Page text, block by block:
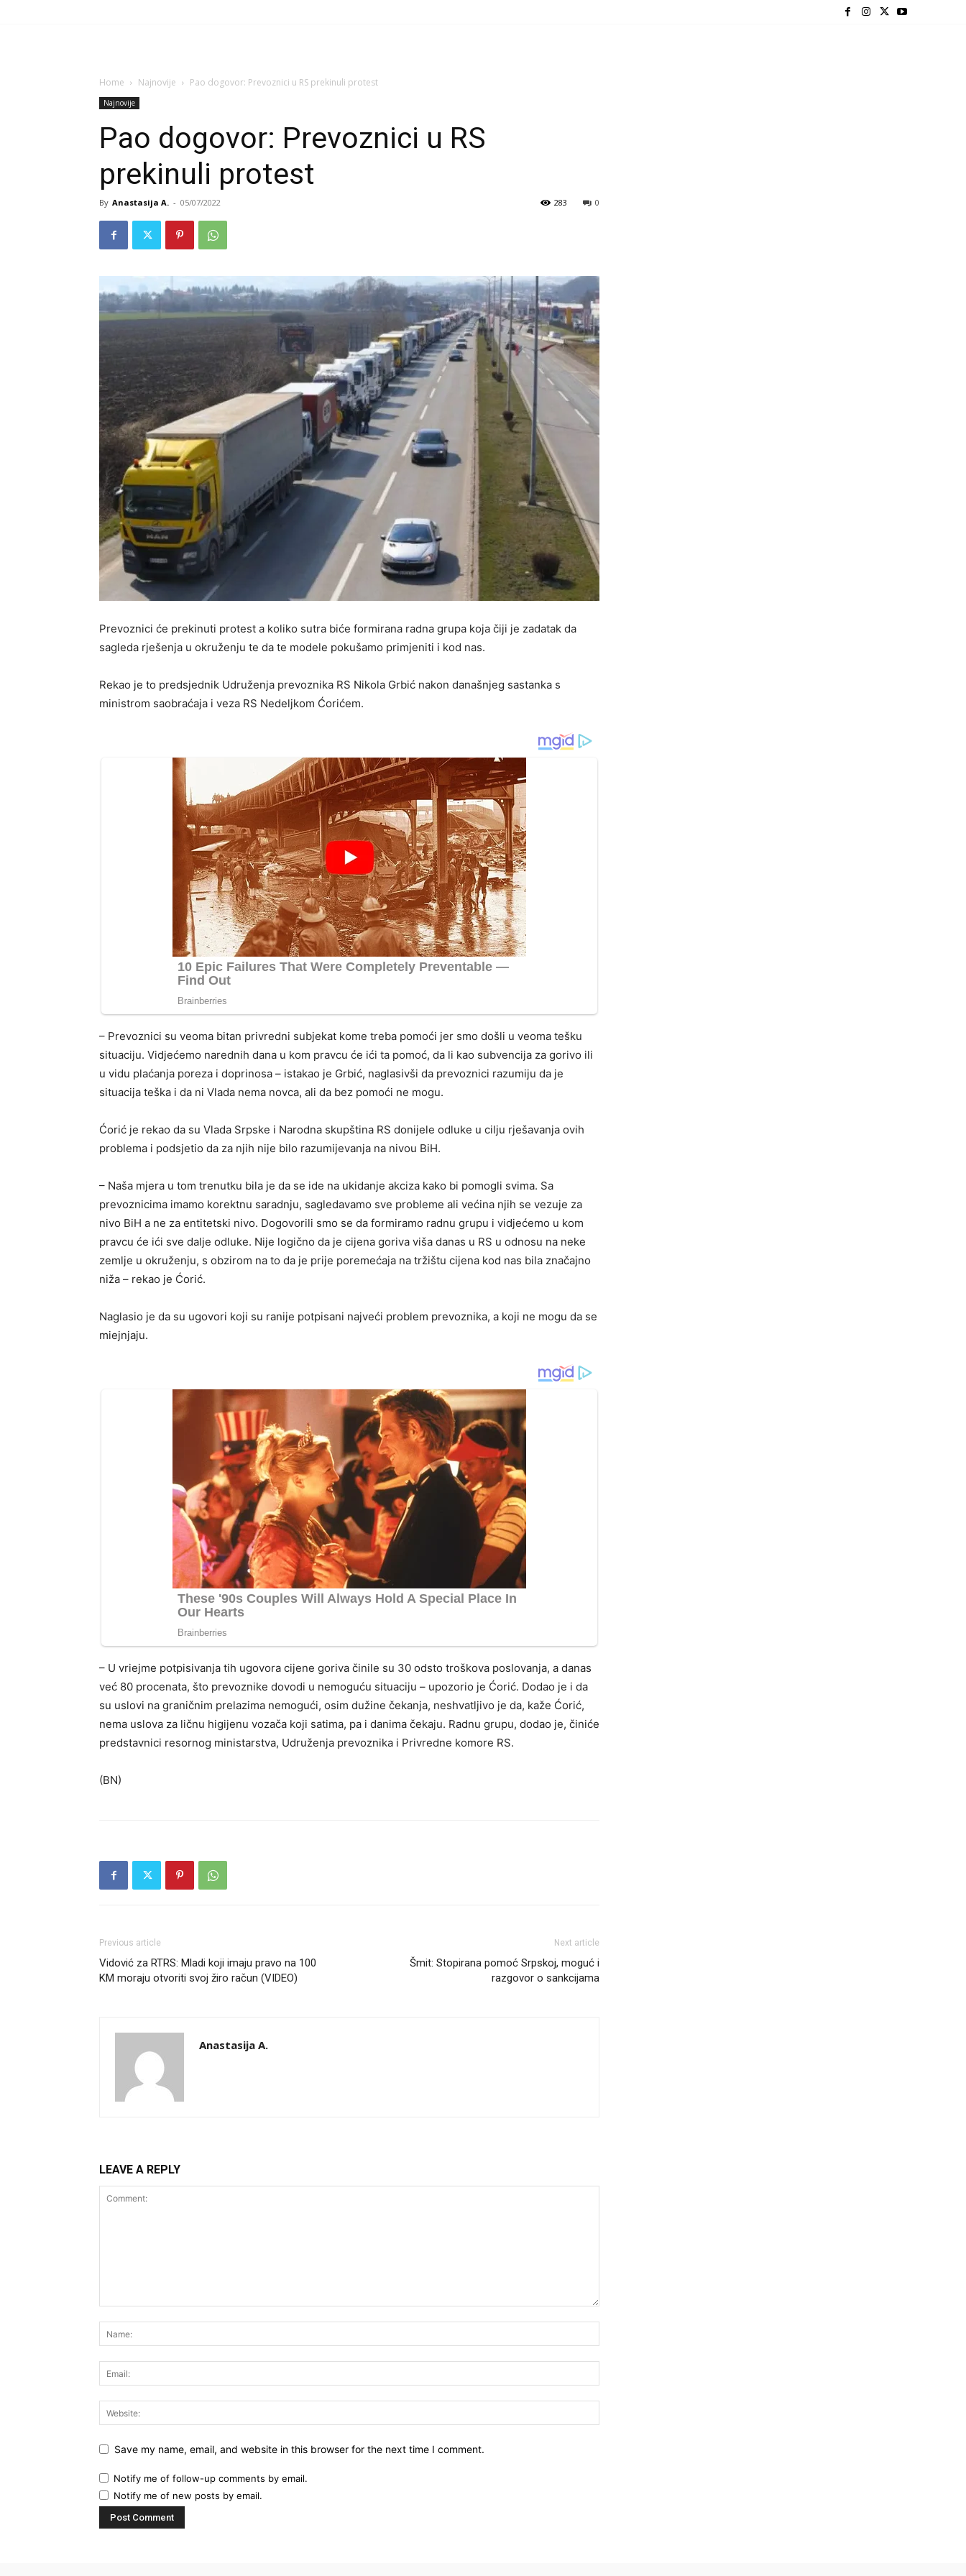
Home Najnovije Pao dogovor: Prevoznici u RS prekinuli protest
Najnovije
Pao dogovor: Prevoznici u RS
prekinuli protest
By Anastasija A. - 05/07/2022 0
283
Prevoznici će prekinuti protest a koliko sutra biće formirana radna grupa koja čiji je zadatak da
sagleda rješenja u okruženju te da te modele pokušamo primjeniti i kod nas.
Rekao je to predsjednik Udruženja prevoznika RS Nikola Grbić nakon današnjeg sastanka s
ministrom saobraćaja i veza RS Nedeljkom Ćorićem.
– Prevoznici su veoma bitan privredni subjekat kome treba pomoći jer smo došli u veoma tešku
situaciju. Vidjećemo narednih dana u kom pravcu će ići ta pomoć, da li kao subvencija za gorivo ili
u vidu plaćanja poreza i doprinosa – istakao je Grbić, naglasivši da prevoznici razumiju da je
situacija teška i da ni Vlada nema novca, ali da bez pomoći ne mogu.
Ćorić je rekao da su Vlada Srpske i Narodna skupština RS donijele odluke u cilju rješavanja ovih
problema i podsjetio da za njih nije bilo razumijevanja na nivou BiH.
– Naša mjera u tom trenutku bila je da se ide na ukidanje akciza kako bi pomogli svima. Sa
prevoznicima imamo korektnu saradnju, sagledavamo sve probleme ali većina njih se vezuje za
nivo BiH a ne za entitetski nivo. Dogovorili smo se da formiramo radnu grupu i vidjećemo u kom
pravcu će ići sve dalje odluke. Nije logično da je cijena goriva viša danas u RS u odnosu na neke
zemlje u okruženju, s obzirom na to da je prije poremećaja na tržištu cijena kod nas bila značajno
niža – rekao je Ćorić.
Naglasio je da su ugovori koji su ranije potpisani najveći problem prevoznika, a koji ne mogu da se
miejnjaju.
– U vriejme potpisivanja tih ugovora cijene goriva činile su 30 odsto troškova poslovanja, a danas
već 80 procenata, što prevoznike dovodi u nemoguću situaciju – upozorio je Ćorić. Dodao je i da
su uslovi na graničnim prelazima nemogući, osim dužine čekanja, neshvatljivo je da, kaže Ćorić,
nema uslova za ličnu higijenu vozača koji satima, pa i danima čekaju. Radnu grupu, dodao je, činiće
predstavnici resornog ministarstva, Udruženja prevoznika i Privredne komore RS.
(BN)
Previous article
Vidović za RTRS: Mladi koji imaju pravo na 100
KM moraju otvoriti svoj žiro račun (VIDEO)
Next article
Šmit: Stopirana pomoć Srpskoj, moguć i
razgovor o sankcijama
Anastasija A.
LEAVE A REPLY
Save my name, email, and website in this browser for the next time I comment.
Notify me of follow-up comments by email.
Notify me of new posts by email.